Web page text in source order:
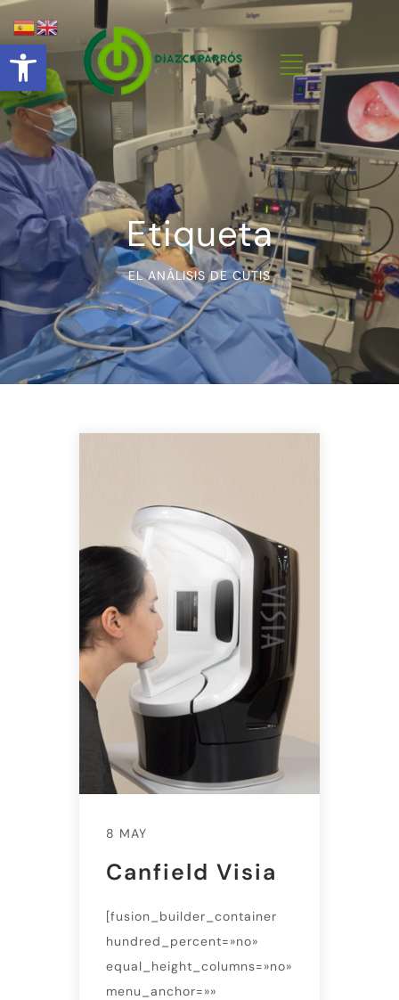
Abrir barra de herramientas
Etiqueta
EL ANÁLISIS DE CUTIS
8 MAY
Canfield Visia
[fusion_builder_container
hundred_percent=»no»
equal_height_columns=»no»
menu_anchor=»»